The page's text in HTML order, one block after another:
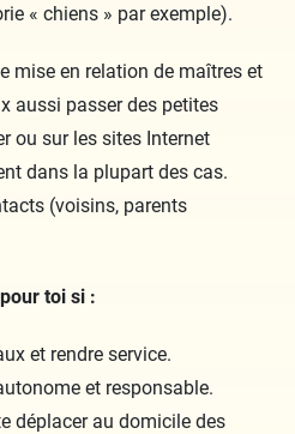
« chiens » par exemple).
mise en relation de maîtres et
aussi passer des petites
ou sur les sites Internet
dans la plupart des cas.
(voisins, parents
toi si :
et rendre service.
et responsable.
déplacer au domicile des